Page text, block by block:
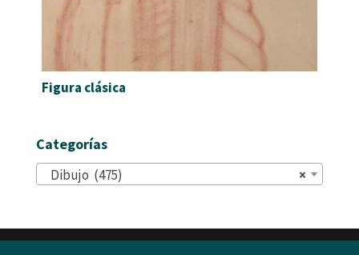
Figura clásica
Categorías
×
Dibujo (475)